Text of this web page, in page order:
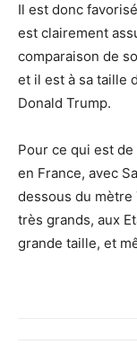
Il est donc
est clairement
comparaison de
et il est à sa taille
Donald Trump.
Pour ce qui est
en France, avec
dessous du mètre
très grands, aux
grande taille, et